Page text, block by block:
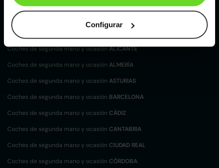
Configurar
Coches desegunda mano y ocasión por
localización
Coches de segunda mano y ocasión
Coches de segunda mano y ocasiónALICANTE
Coches de segunda mano y ocasión ALMERÍA
Coches de segunda mano y ocasión ASTURIAS
Coches de segunda mano y ocasión BARCELONA
Coches de segunda mano y ocasión CÁDIZ
Coches de segunda mano y ocasión CANTABRIA
Coches de segunda mano y ocasión CIUDAD REAL
Coches de segunda mano y ocasión CÓRDOBA